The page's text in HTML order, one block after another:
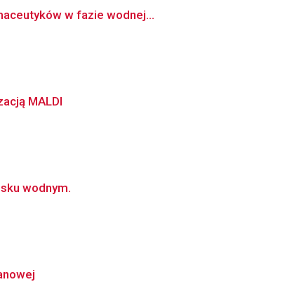
w fazie wodnej...
MALDI
wodnym.